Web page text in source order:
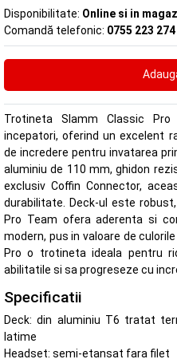
Disponibilitate: Online si in
Comandă telefonic: 0755 223 274
Trotineta Slamm Classic
incepatori, oferind un excelent
de incredere pentru invatarea
aluminiu de 110 mm, ghidon
exclusiv Coffin Connector,
durabilitate. Deck-ul este
Pro Team ofera aderenta si
modern, pus in valoare de
Pro o trotineta ideala pentru
abilitatile si sa progreseze cu
Specificatii
Deck: din aluminiu T6 tratat
latime
Headset: semi-etansat fara filet